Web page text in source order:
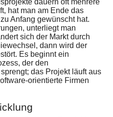
hat man am Ende das
Anfang gewünscht hat.
unterliegt man
sich der Markt durch
dann wird der
Es beginnt ein
der den
das Projekt läuft aus
orientierte Firmen